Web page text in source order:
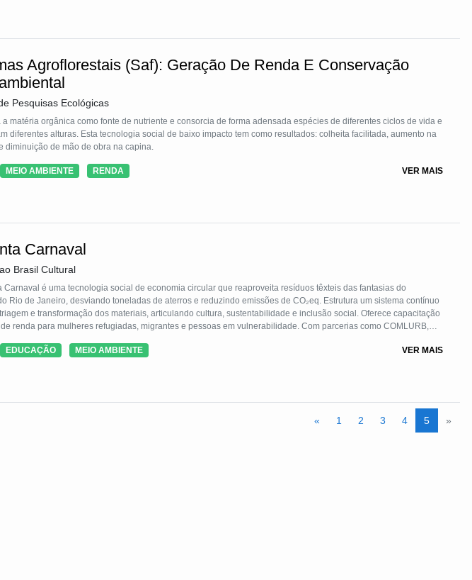
Agroflorestais (Saf): Geração De Renda E Conservação
Pesquisas Ecológicas
a matéria orgânica como fonte de nutriente e consorcia de forma adensada espécies de diferentes ciclos de vida e
diferentes alturas. Esta tecnologia social de baixo impacto tem como resultados: colheita facilitada, aumento na
diminuição de mão de obra na capina.
MEIO AMBIENTE RENDA VER MAIS
Carnaval
Brasil Cultural
Carnaval é uma tecnologia social de economia circular que reaproveita resíduos têxteis das fantasias do
Rio de Janeiro, desviando toneladas de aterros e reduzindo emissões de CO₂eq. Estrutura um sistema contínuo
e transformação dos materiais, articulando cultura, sustentabilidade e inclusão social. Oferece capacitação
renda para mulheres refugiadas, migrantes e pessoas em vulnerabilidade. Com parcerias como COMLURB,
EDUCAÇÃO MEIO AMBIENTE VER MAIS
« 1 2 3 4 5 »